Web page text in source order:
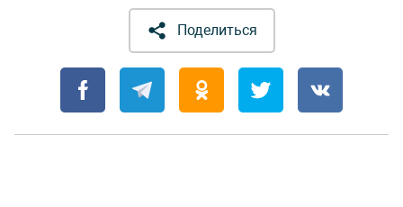
Поделиться